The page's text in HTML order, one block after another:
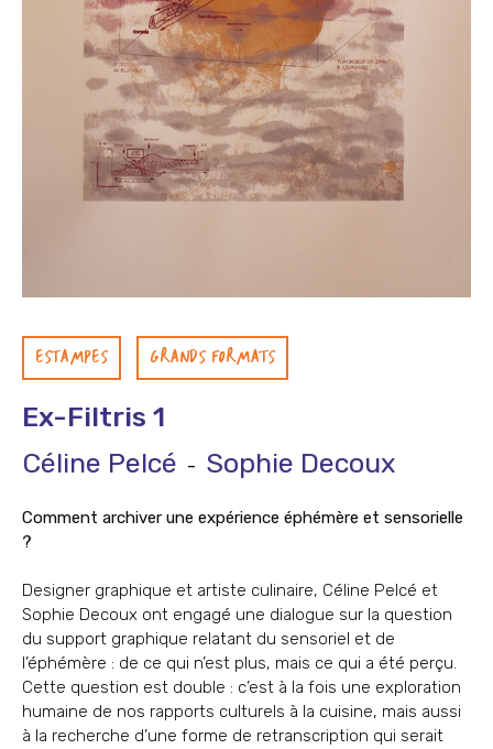
ESTAMPES GRANDS FORMATS
Ex-Filtris 1
Céline Pelcé - Sophie Decoux
Comment archiver une expérience éphémère et sensorielle
?
Designer graphique et artiste culinaire, Céline Pelcé et
Sophie Decoux ont engagé une dialogue sur la question
du support graphique relatant du sensoriel et de
l’éphémère : de ce qui n’est plus, mais ce qui a été perçu.
Cette question est double : c’est à la fois une exploration
humaine de nos rapports culturels à la cuisine, mais aussi
à la recherche d’une forme de retranscription qui serait